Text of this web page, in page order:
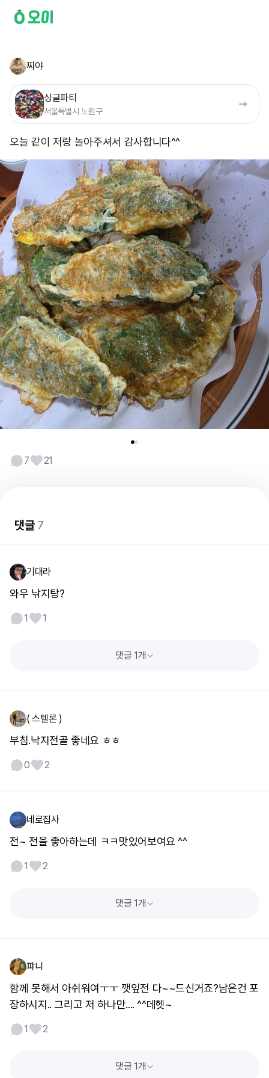
찌야
싱글파티
서울특별시 노원구
오늘 같이 저랑 놀아주셔서 감사합니다^^
7 21
댓글7
기대라
와우 낚지탕?
1 1
댓글 1개
( 스텔론 )
부침.낙지전골 좋네요 ㅎㅎ
0 2
네로집사
전~ 전을 좋아하는데 ㅋㅋ맛있어보여요 ^^
1 2
댓글 1개
퍄니
함께 못해서 아쉬워여ㅜㅜ 깻잎전 다~~드신거죠?남은건 포
장하시지.. 그리고 저 하나만.... ^^데헷~
1 2
댓글 1개